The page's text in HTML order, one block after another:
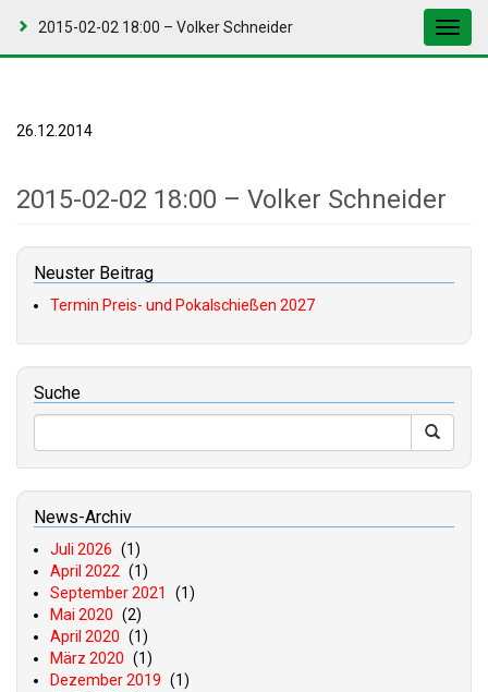
2015-02-02 18:00 – Volker Schneider
26.12.2014
2015-02-02 18:00 – Volker Schneider
Neuster Beitrag
Termin Preis- und Pokalschießen 2027
Suche
News-Archiv
Juli 2026 (1)
April 2022 (1)
September 2021
(1)
Mai 2020 (2)
April 2020 (1)
März 2020 (1)
Dezember 2019 (1)